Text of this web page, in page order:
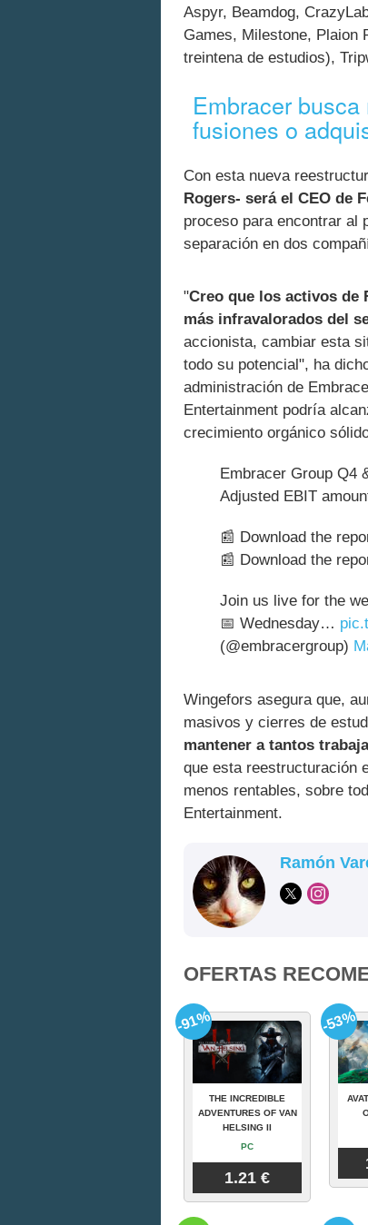
Aspyr, Beamdog,
Games, Milestone, Plaion
treintena de estudios),
Embracer
fusiones o
Con esta nueva
Rogers- será el CEO de
proceso para encontrar al
separación en dos
"Creo que los activos de
más infravalorados del
accionista, cambiar esta
todo su potencial", ha
administración de
Entertainment podría
crecimiento orgánico
Embracer Group Q4
Adjusted EBIT
📰 Download the
📰 Download the
Join us live for the
📅 Wednesday…
(@embracergroup)
Wingefors asegura que,
masivos y cierres de
mantener a tantos
que esta reestructuración
menos rentables, sobre
Entertainment.
Ramón
OFERTAS
THE INCREDIBLE
ADVENTURES OF VAN
HELSING II
PC
1.21 €
-91% -53%